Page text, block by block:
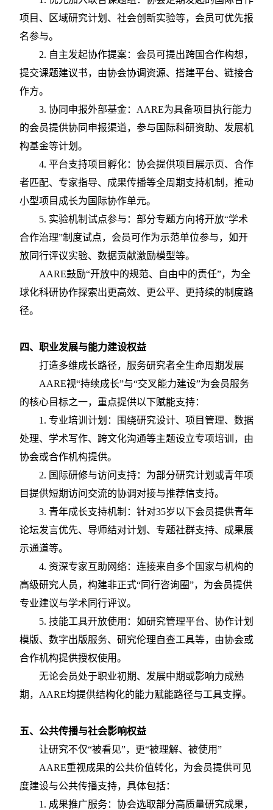
项目、区域研究计划、社会创新实验等，会员可优先报
名参与。
2. 自主发起协作提案：会员可提出跨国合作构想，
提交课题建议书，由协会协调资源、搭建平台、链接合
作方。
3. 协同申报外部基金： AARE为具备项目执行能力
的会员提供协同申报渠道，参与国际科研资助、发展机
构基金等计划。
4. 平台支持项目孵化：协会提供项目展示页、合作
者匹配、专家指导、成果传播等全周期支持机制，推动
小型项目成长为国际协作单元。
5. 实验机制试点参与：部分专题方向将开放“学术
合作治理”制度试点，会员可作为示范单位参与，如开
放同行评议实验、数据贡献激励模型等。
AARE鼓励“开放中的规范、自由中的责任”，为全
球化科研协作探索出更高效、更公平、更持续的制度路
径。
四、职业发展与能力建设权益
打造多维成长路径，服务研究者全生命周期发展
AARE视“持续成长”与“交叉能力建设”为会员服务
的核心目标之一，重点提供以下赋能支持：
1. 专业培训计划：围绕研究设计、项目管理、数据
处理、学术写作、跨文化沟通等主题设立专项培训，由
协会或合作机构提供。
2. 国际研修与访问支持：为部分研究计划或青年项
目提供短期访问交流的协调对接与推荐信支持。
3. 青年成长支持机制：针对35岁以下会员提供青年
论坛发言优先、导师结对计划、专题社群支持、成果展
示通道等。
4. 资深专家互助网络：连接来自多个国家与机构的
高级研究人员，构建非正式“同行咨询圈”，为会员提供
专业建议与学术同行评议。
5. 技能工具开放使用：如研究管理平台、协作计划
模版、数字出版服务、研究伦理自查工具等，由协会或
合作机构提供授权使用。
无论会员处于职业初期、发展中期或影响力成熟
期， AARE均提供结构化的能力赋能路径与工具支撑。
五、公共传播与社会影响权益
让研究不仅“被看见”，更“被理解、被使用”
AARE重视成果的公共价值转化，为会员提供可见
度建设与公共传播支持，具体包括：
1. 成果推广服务：协会选取部分高质量研究成果，